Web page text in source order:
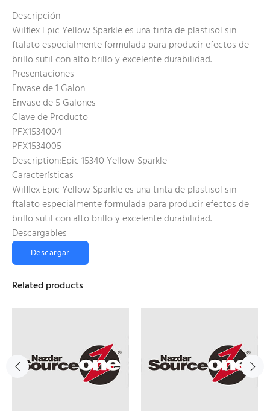
Descripción
Wilflex Epic Yellow Sparkle es una tinta de plastisol sin
ftalato especialmente formulada para producir efectos de
brillo sutil con alto brillo y excelente durabilidad.
Presentaciones
Envase de 1 Galon
Envase de 5 Galones
Clave de Producto
PFX1534004
PFX1534005
Description:Epic 15340 Yellow Sparkle
Características
Wilflex Epic Yellow Sparkle es una tinta de plastisol sin
ftalato especialmente formulada para producir efectos de
brillo sutil con alto brillo y excelente durabilidad.
Descargables
Descargar
Related products